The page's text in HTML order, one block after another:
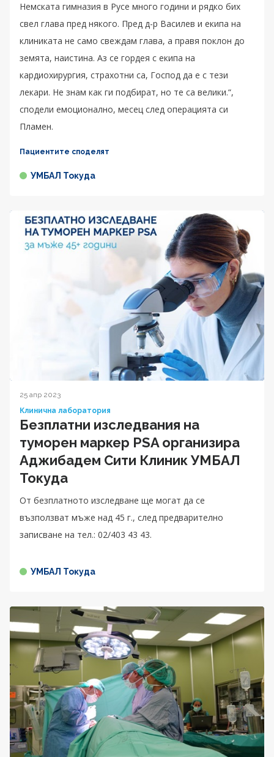
Немската гимназия в Русе много години и рядко бих
свел глава пред някого. Пред д-р Василев и екипа на
клиниката не само свеждам глава, а правя поклон до
земята, наистина. Аз се гордея с екипа на
кардиохирургия, страхотни са, Господ да е с тези
лекари. Не знам как ги подбират, но те са велики.“,
сподели емоционално, месец след операцията си
Пламен.
Пациентите споделят
УМБАЛ Токуда
25 апр 2023
Клинична лаборатория
Безплатни изследвания на
туморен маркер PSA организира
Аджибадем Сити Клиник УМБАЛ
Токуда
От безплатното изследване ще могат да се
възползват мъже над 45 г., след предварително
записване на тел.: 02/403 43 43.
УМБАЛ Токуда